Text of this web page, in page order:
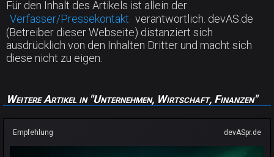
Für den Inhalt des Artikels ist allein der
Verfasser/Pressekontakt verantwortlich. devAS.de
(Betreiber dieser Webseite) distanziert sich
ausdrücklich von den Inhalten Dritter und macht sich
diese nicht zu eigen.
Weitere Artikel in "Unternehmen, Wirtschaft, Finanzen"
Empfehlung devASpr.de